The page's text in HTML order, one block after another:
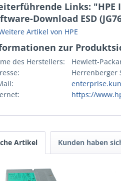
Links: "HPE
Download ESD
Artikel von HPE
zur
des Herstellers:
Hewlett-
Herrenberger
https://
Artikel Kunden haben